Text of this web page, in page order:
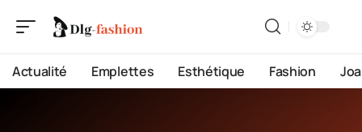
Actualité Emplettes Esthétique Fashion